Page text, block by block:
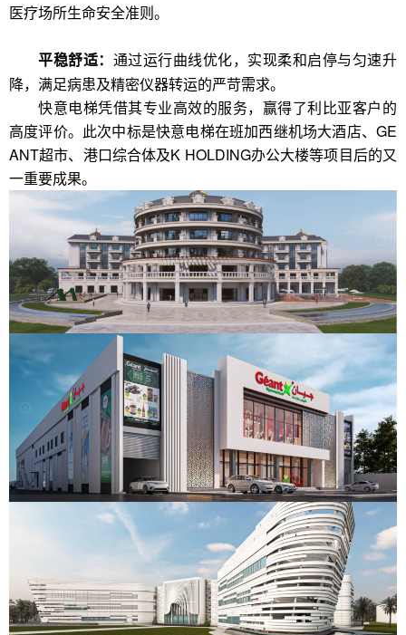
医疗场所生命安全准则。
平稳舒适： 通过运行曲线优化，实现柔和启停与匀速升
降，满足病患及精密仪器转运的严苛需求。
快意电梯凭借其专业高效的服务，赢得了利比亚客户的
高度评价。此次中标是快意电梯在班加西继机场大酒店、GE
ANT超市、港口综合体及K HOLDING办公大楼等项目后的又
一重要成果。